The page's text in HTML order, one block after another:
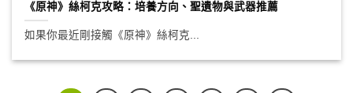
《原神》絲柯克攻略：培養方向、聖遺物與武器推薦
如果你最近剛接觸《原神》絲柯克...